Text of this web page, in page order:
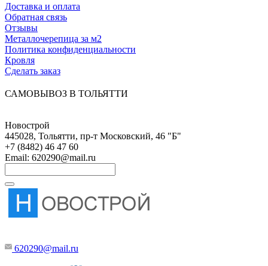
Доставка и оплата
Обратная связь
Отзывы
Металлочерепица за м2
Политика конфиденциальности
Кровля
Сделать заказ
САМОВЫВОЗ В ТОЛЬЯТТИ
Новострой
445028, Тольятти, пр-т Московский, 46 "Б"
+7 (8482) 46 47 60
Email: 620290@mail.ru
620290@mail.ru